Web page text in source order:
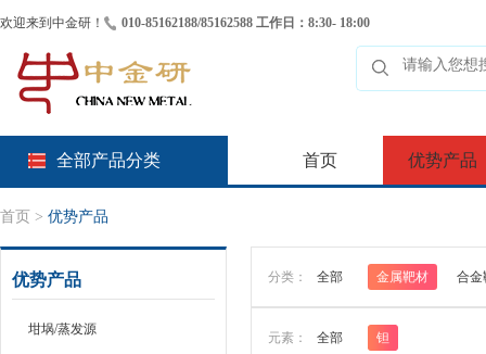
欢迎来到中金研！ 010-85162188/85162588 工作日：8:30- 18:00
全部产品分类 首页 优势产品
首页 > 优势产品
优势产品
坩埚/蒸发源
分类： 全部 金属靶材 合金
元素： 全部 钽